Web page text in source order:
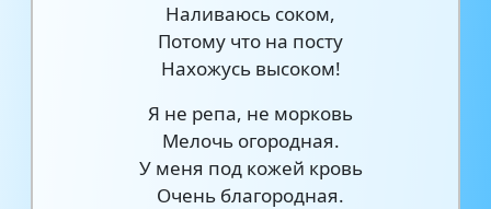
Наливаюсь соком,
Потому что на посту
Нахожусь высоком!
Я не репа, не морковь
Мелочь огородная.
У меня под кожей кровь
Очень благородная.